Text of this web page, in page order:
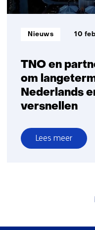
TNO en
om
Nederlands
versnellen
Informatietype:
Nieuws 10
Lees meer
over